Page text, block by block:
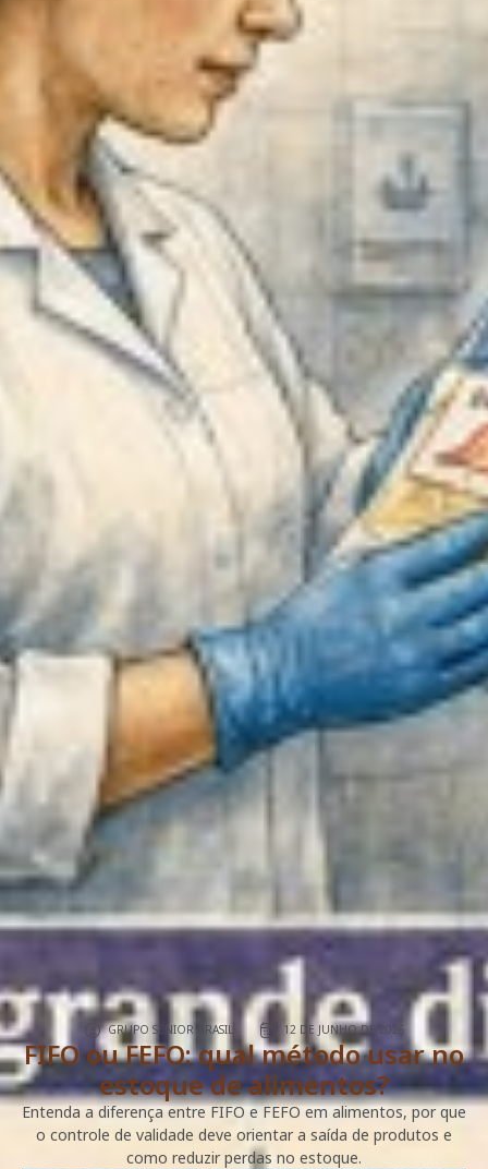
GRUPO SENIOR BRASIL 12 DE JUNHO DE 2026
FIFO ou FEFO: qual método usar no
estoque de alimentos?
Entenda a diferença entre FIFO e FEFO em alimentos, por que
o controle de validade deve orientar a saída de produtos e
como reduzir perdas no estoque.